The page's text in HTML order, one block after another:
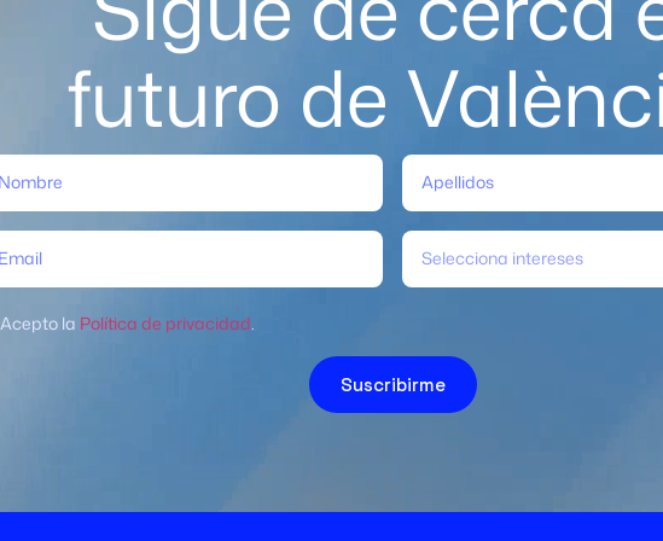
futuro de
Selecciona intereses
Acepto la Política de privacidad
Suscribirme